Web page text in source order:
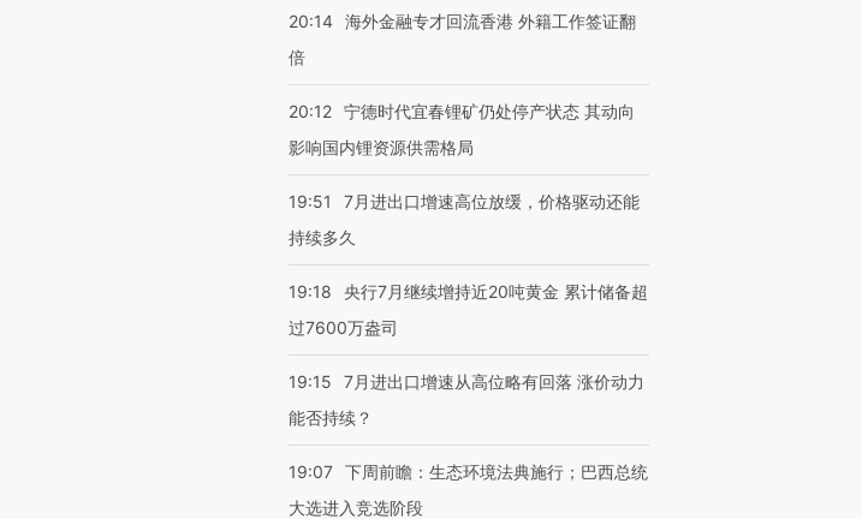
20:14 海外金融专才回流香港 外籍工作签证翻
倍
20:12 宁德时代宜春锂矿仍处停产状态 其动向
影响国内锂资源供需格局
19:51
7月进出口增速高位放缓，价格驱动还能
持续多久
19:18
央行7月继续增持近20吨黄金 累计储备超
过7600万盎司
19:15
7月进出口增速从高位略有回落 涨价动力
能否持续？
19:07 下周前瞻：生态环境法典施行；巴西总统
大选进入竞选阶段